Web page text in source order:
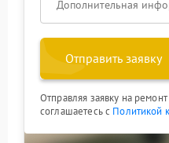
Отправить заявку
Отправляя заявку на
соглашаетесь с Политикой